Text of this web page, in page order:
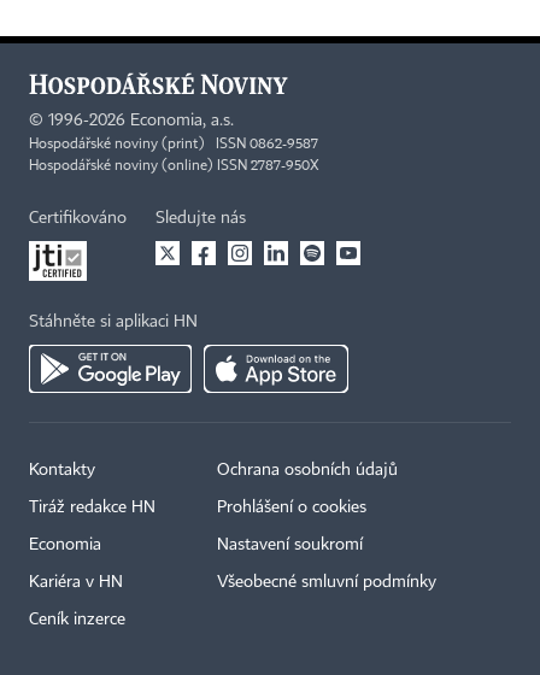
© 1996-2026 Economia, a.s.
Hospodářské noviny (print) ISSN 0862-9587
Hospodářské noviny (online) ISSN 2787-950X
Certifikováno Sledujte nás
Stáhněte si aplikaci HN
Kontakty
Tiráž redakce HN
Economia
Kariéra v HN
Ceník inzerce
Ochrana osobních údajů
Prohlášení o cookies
Nastavení soukromí
Všeobecné smluvní podmínky